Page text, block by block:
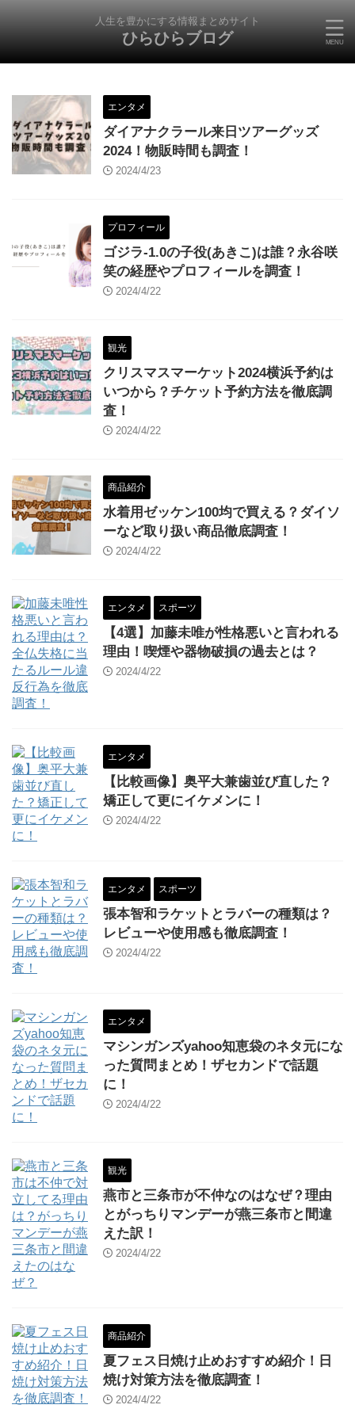
人生を豊かにする情報まとめサイト
ひらひらブログ
エンタメ
ダイアナクラール来日ツアーグッズ
2024！物販時間も調査！
2024/4/23
プロフィール
ゴジラ-1.0の子役(あきこ)は誰？永谷咲
笑の経歴やプロフィールを調査！
2024/4/22
観光
クリスマスマーケット2024横浜予約は
いつから？チケット予約方法を徹底調
査！
2024/4/22
商品紹介
水着用ゼッケン100均で買える？ダイソ
ーなど取り扱い商品徹底調査！
2024/4/22
エンタメ スポーツ
【4選】加藤未唯が性格悪いと言われる
理由！喫煙や器物破損の過去とは？
2024/4/22
エンタメ
【比較画像】奥平大兼歯並び直した？
矯正して更にイケメンに！
2024/4/22
エンタメ スポーツ
張本智和ラケットとラバーの種類は？
レビューや使用感も徹底調査！
2024/4/22
エンタメ
マシンガンズyahoo知恵袋のネタ元にな
った質問まとめ！ザセカンドで話題
に！
2024/4/22
観光
燕市と三条市が不仲なのはなぜ？理由
とがっちりマンデーが燕三条市と間違
えた訳！
2024/4/22
商品紹介
夏フェス日焼け止めおすすめ紹介！日
焼け対策方法を徹底調査！
2024/4/22